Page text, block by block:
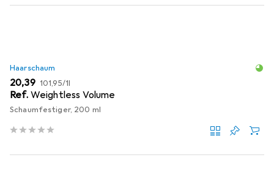
Haarschaum
EUR
20,39 EUR
101,95/1l
Ref. Weightless Volume
Schaumfestiger, 200 ml